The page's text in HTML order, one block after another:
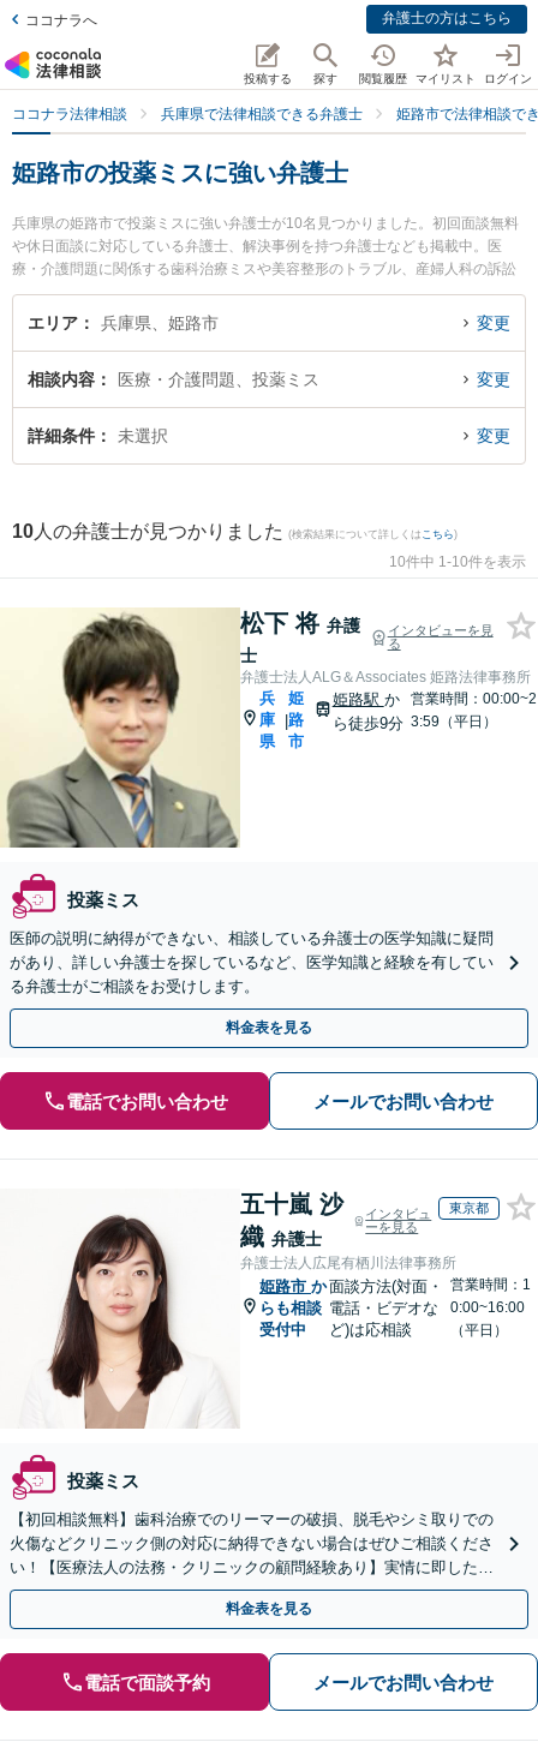
ココナラへ 弁護士の方はこちら
投稿する 探す 閲覧履歴 マイリスト ログイン
ココナラ法律相談 兵庫県で法律相談できる弁護士 姫路市で法律相談で
姫路市の投薬ミスに強い弁護士
兵庫県の姫路市で投薬ミスに強い弁護士が10名見つかりました。初回面談無料
や休日面談に対応している弁護士、解決事例を持つ弁護士なども掲載中。医
療・介護問題に関係する歯科治療ミスや美容整形のトラブル、産婦人科の訴訟
等の細かな分野での絞り込み検索もでき便利です。特に弁護士法人ALG＆Asso
ciates 姫路法律事務所の松下 将弁護士や姫路総合法律事務所の谷本 将大弁護
ラブルを今すぐに弁護士に相談したい』『投薬ミスのトラブル解決の実績豊富
な近くの弁護士を検索したい』『初回相談無料で投薬ミスを法律相談できる姫
路市内の弁護士に相談予約したい』などでお困りの相談者さんにおすすめで
エリア 兵庫県、姫路市 変更
相談内容 医療・介護問題、投薬ミス 変更
詳細条件 未選択 変更
10 人の弁護士が見つかりました (検索結果について詳しくは こちら)
10件中 1-10件を表示
松下 将 弁護
士
インタビューを見
る
弁護士法人ALG＆Associates 姫路法律事務所
兵
庫
県
|
姫
路
市
姫路駅 か
ら徒歩9分
営業時間：00:00~2
3:59（平日）
投薬ミス
医師の説明に納得ができない、相談している弁護士の医学知識に疑問
があり、詳しい弁護士を探しているなど、医学知識と経験を有してい
る弁護士がご相談をお受けします。
料金表を見る
電話でお問い合わせ メールでお問い合わせ
五十嵐 沙
織 弁護士
インタビュ
ーを見る
東京都
弁護士法人広尾有栖川法律事務所
姫路市 か
らも相談
受付中
面談方法(対面・
電話・ビデオな
ど)は応相談
営業時間：1
0:00~16:00
（平日）
投薬ミス
【初回相談無料】歯科治療でのリーマーの破損、脱毛やシミ取りでの
火傷などクリニック側の対応に納得できない場合はぜひご相談くださ
い！【医療法人の法務・クリニックの顧問経験あり】実情に即したア
ドバイスで、納得のできるトラブルの解決を目指します。
料金表を見る
電話で面談予約 メールでお問い合わせ